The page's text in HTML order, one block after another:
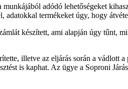
adódó lehetőségeket
termékeket úgy, hogy
készített, ami alapján úgy tűnt,
illetve az eljárás során a vádlott
is kaphat. Az ügye a Soproni